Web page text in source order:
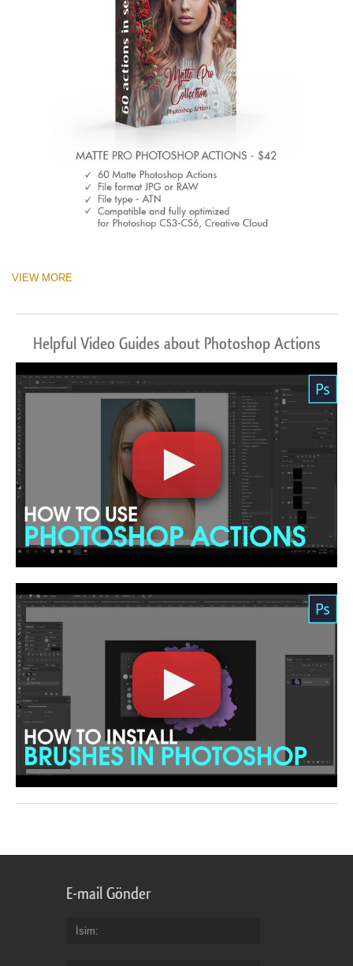
VIEW MORE
Helpful Video Guides about Photoshop Actions
E-mail Gönder
İsim